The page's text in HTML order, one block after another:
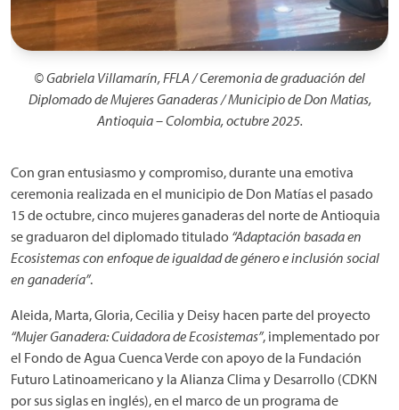
© Gabriela Villamarín, FFLA / Ceremonia de graduación del
Diplomado de Mujeres Ganaderas / Municipio de Don Matias,
Antioquia – Colombia, octubre 2025.
Con gran entusiasmo y compromiso, durante una emotiva
ceremonia realizada en el municipio de Don Matías el pasado
15 de octubre, cinco mujeres ganaderas del norte de Antioquia
se graduaron del diplomado titulado “Adaptación basada en
Ecosistemas con enfoque de igualdad de género e inclusión social
en ganadería”.
Aleida, Marta, Gloria, Cecilia y Deisy hacen parte del proyecto
“Mujer Ganadera: Cuidadora de Ecosistemas”, implementado por
el Fondo de Agua Cuenca Verde con apoyo de la Fundación
Futuro Latinoamericano y la Alianza Clima y Desarrollo (CDKN
por sus siglas en inglés), en el marco de un programa de